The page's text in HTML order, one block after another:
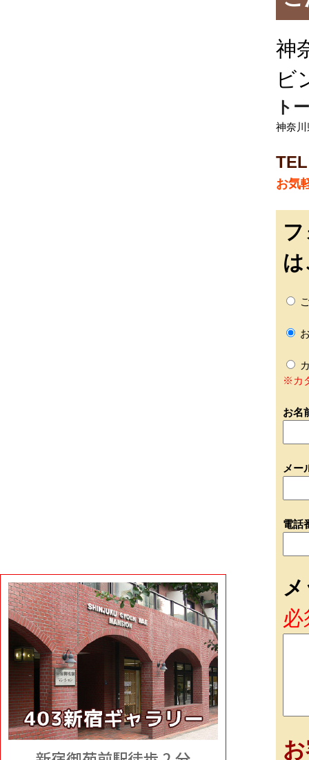
神
ビ
ト
神奈
お気
※カ
お名
メー
電話
必